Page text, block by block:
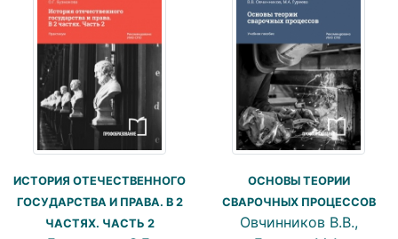
ИСТОРИЯ ОТЕЧЕСТВЕННОГО
ГОСУДАРСТВА И ПРАВА. В 2
ЧАСТЯХ. ЧАСТЬ 2
ОСНОВЫ ТЕОРИИ
СВАРОЧНЫХ ПРОЦЕССОВ
Овчинников В.В.,